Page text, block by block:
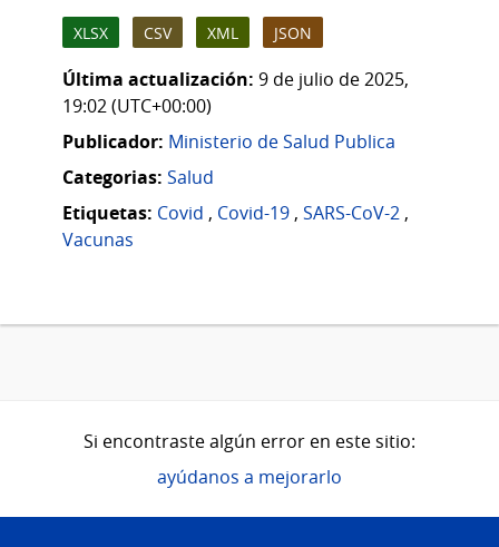
XLSX CSV XML JSON
Última actualización: 9 de julio de 2025,
19:02 (UTC+00:00)
Publicador: Ministerio de Salud Publica
Categorias: Salud
Etiquetas: Covid , Covid-19 , SARS-CoV-2 ,
Vacunas
Si encontraste algún error en este sitio:
ayúdanos a mejorarlo